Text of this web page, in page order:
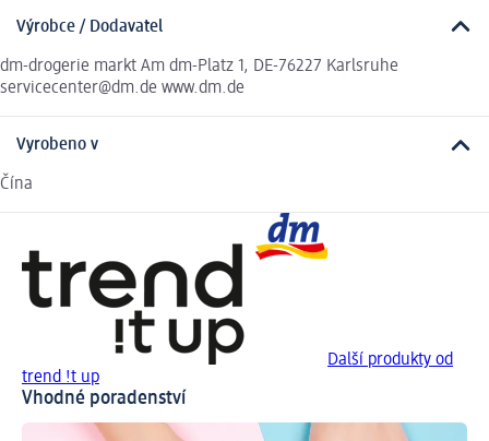
Výrobce / Dodavatel
dm-drogerie markt Am dm-Platz 1, DE-76227 Karlsruhe
servicecenter@dm.de www.dm.de
Vyrobeno v
Čína
Další produkty od
trend !t up
Vhodné poradenství